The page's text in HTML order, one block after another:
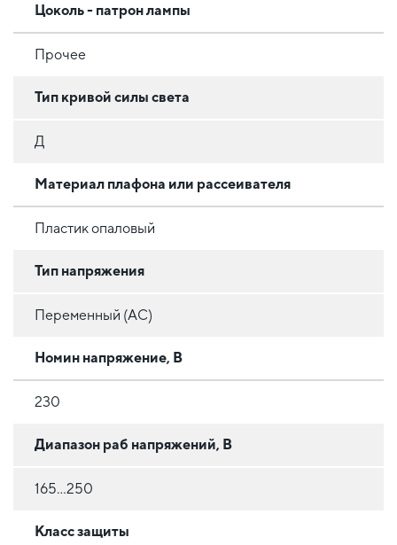
Цоколь - патрон лампы
Прочее
Тип кривой силы света
Д
Материал плафона или рассеивателя
Пластик опаловый
Тип напряжения
Переменный (AC)
Номин напряжение, В
230
Диапазон раб напряжений, В
165...250
Класс защиты